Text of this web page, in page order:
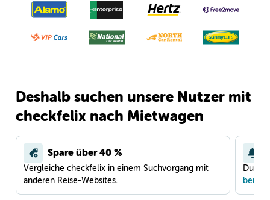
Deshalb suchen unsere Nutzer mit
checkfelix nach Mietwagen
Spare über 40 %
Vergleiche checkfelix in einem Suchvorgang mit
anderen Reise-Websites.
Du